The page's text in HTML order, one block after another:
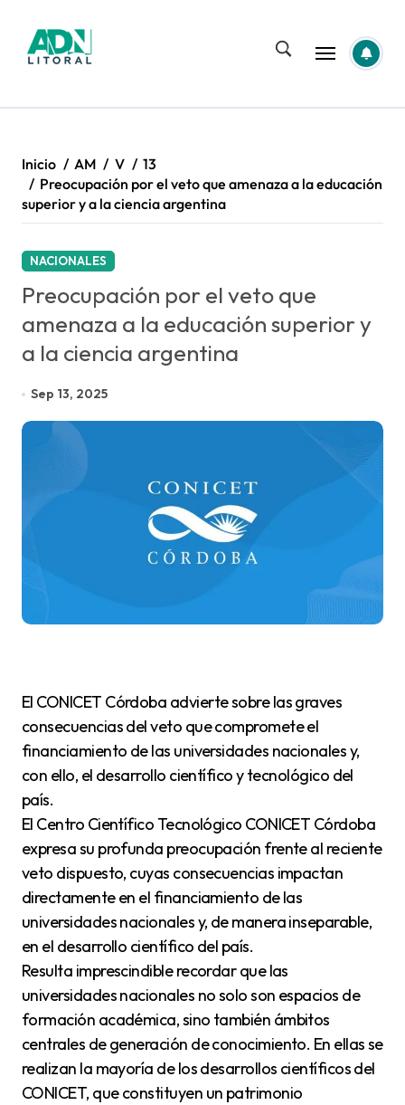
contenido
Inicio AM V
13
Preocupación por el veto que amenaza a la educación
superior y a la ciencia argentina
NACIONALES
Preocupación por el veto que
amenaza a la educación superior y
a la ciencia argentina
Sep 13, 2025
El CONICET Córdoba advierte sobre las graves
consecuencias del veto que compromete el
financiamiento de las universidades nacionales y,
con ello, el desarrollo científico y tecnológico del
país.
El Centro Científico Tecnológico CONICET Córdoba
expresa su profunda preocupación frente al reciente
veto dispuesto, cuyas consecuencias impactan
directamente en el financiamiento de las
universidades nacionales y, de manera inseparable,
en el desarrollo científico del país.
Resulta imprescindible recordar que las
universidades nacionales no solo son espacios de
formación académica, sino también ámbitos
centrales de generación de conocimiento. En ellas se
realizan la mayoría de los desarrollos científicos del
CONICET, que constituyen un patrimonio